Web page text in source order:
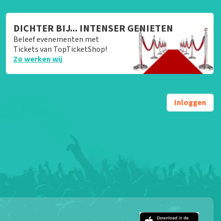
DICHTER BIJ... INTENSER GENIETEN
Beleef evenementen met
Tickets van TopTicketShop!
Zo werken wij
Inloggen